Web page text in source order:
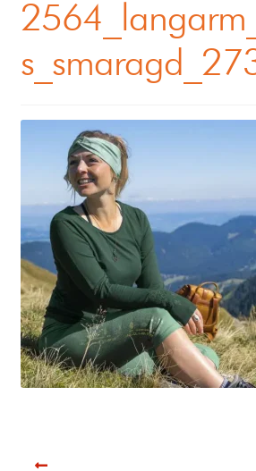
Klangmassage